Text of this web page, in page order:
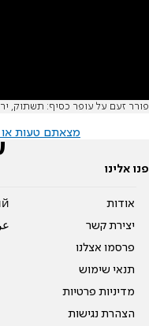
פורר זעם על עופר כסיף: תשתוק,
מצאתם טעות או
פנו אלינו
אודות
יצירת קשר
פרסמו אצלנו
תנאי שימוש
מדיניות פרטיות
הצהרת נגישות